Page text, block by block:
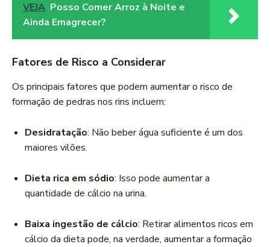
VEJA Posso Comer Arroz à Noite e
Ainda Emagrecer?
Fatores de Risco a Considerar
Os principais fatores que podem aumentar o risco de
formação de pedras nos rins incluem:
Desidratação: Não beber água suficiente é um dos
maiores vilões.
Dieta rica em sódio: Isso pode aumentar a
quantidade de cálcio na urina.
Baixa ingestão de cálcio: Retirar alimentos ricos em
cálcio da dieta pode, na verdade, aumentar a formação